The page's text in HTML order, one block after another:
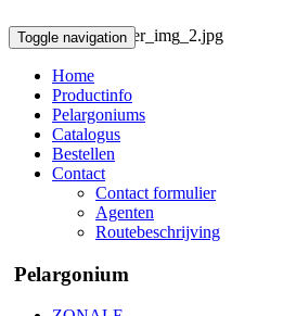
Toggle navigation
Home
Productinfo
Pelargoniums
Catalogus
Bestellen
Contact
Contact formulier
Agenten
Routebeschrijving
Pelargonium